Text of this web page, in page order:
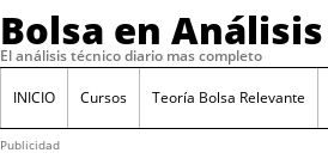
Bolsa en
El análisis técnico diario mas completo
INICIO Cursos Teoría Bolsa Relevante
Publicidad